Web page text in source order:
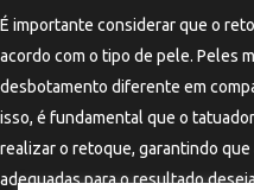
É importante considerar que o
acordo com o tipo de pele. Peles
desbotamento diferente em
isso, é fundamental que o
realizar o retoque, garantindo
adequadas para o resultado